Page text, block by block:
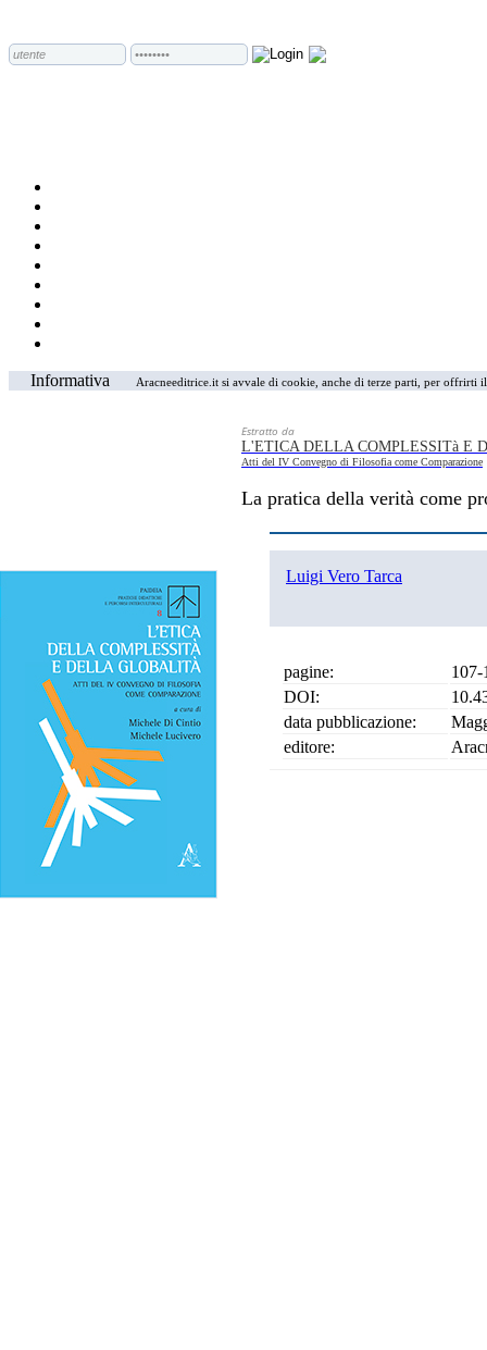
Informativa Aracneeditrice.it si avvale di cookie, anche di terze parti, per
Estratto da
L'ETICA DELLA COMPLESSITà E
Atti del IV Convegno di Filosofia come Comparazione
La pratica della verità come
Luigi Vero Tarca
pagine:
107-
DOI:
data pubblicazione:
editore: